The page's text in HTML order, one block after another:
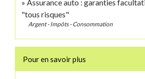
Assurance auto : garanties
"tous risques"
Argent - Impôts - Consommation
Pour en savoir plus